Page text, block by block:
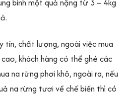
tín, chất lượng, ngoài việc mua
khách hàng có thể ghé các
na rừng phơi khô, ngoài ra, nếu
na rừng tươi về chế biến thì có